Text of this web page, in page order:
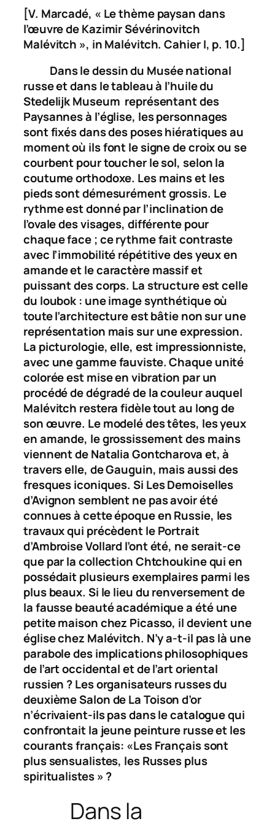
[V. Marcadé, « Le thème paysan dans
l’œuvre de Kazimir Sévérinovitch
Malévitch », in Malévitch.Cahier I, p. 10.]
Dans le dessin du Musée national
russe et dans le tableau à l’huile du
Stedelijk Museum représentant des
Paysannes à l’église, les personnages
sont fixés dans des poses hiératiques au
moment où ils font le signe de croix ou se
courbent pour toucher le sol, selon la
coutume orthodoxe. Les mains et les
pieds sont démesurément grossis. Le
rythme est donné par l’inclination de
l’ovale des visages, différente pour
chaque face ; ce rythme fait contraste
avec l’immobilité répétitive des yeux en
amande et le caractère massif et
puissant des corps. La structure est celle
du loubok : une image synthétique où
toute l’architecture est bâtie non sur une
représentation mais sur une expression.
La picturologie, elle, est impressionniste,
avec une gamme fauviste. Chaque unité
colorée est mise en vibration par un
procédé de dégradé de la couleur auquel
Malévitch restera fidèle tout au long de
son œuvre. Le modelé des têtes, les yeux
en amande, le grossissement des mains
viennent de Natalia Gontcharova et, à
travers elle, de Gauguin, mais aussi des
fresques iconiques. Si Les Demoiselles
d’Avignonsemblent ne pas avoir été
connues à cette époque en Russie, les
travaux qui précèdent lePortrait
d’Ambroise Vollardl’ont été, ne serait-ce
que par la collection Chtchoukine qui en
possédait plusieurs exemplaires parmi les
plus beaux. Si le lieu du renversement de
la fausse beauté académique a été une
petite maison chez Picasso, il devient une
église chez Malévitch. N’y a-t-il pas là une
parabole des implications philosophiques
de l’art occidental et de l’art oriental
russien ? Les organisateurs russes du
deuxième Salon deLa Toison d’or
n’écrivaient-ils pas dans le catalogue qui
confrontait la jeune peinture russe et les
courants français: «Les Français sont
plus sensualistes, les Russes plus
spiritualistes » ?
Dans la